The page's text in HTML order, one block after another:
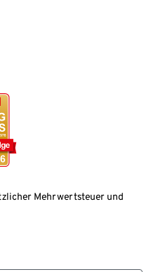
Mehrwertsteuer und